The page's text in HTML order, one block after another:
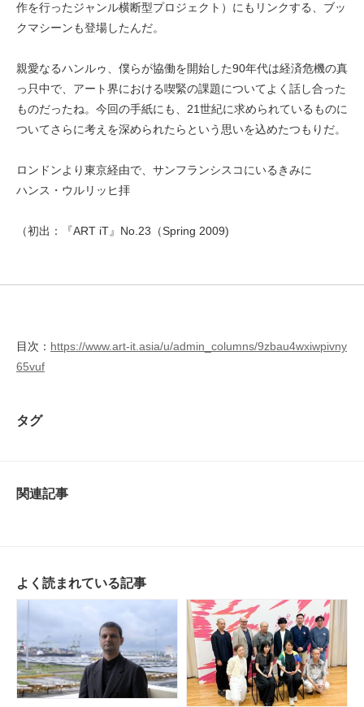
作を行ったジャンル横断型プロジェクト）にもリンクする、ブッ
クマシーンも登場したんだ。
親愛なるハンルゥ、僕らが協働を開始した90年代は経済危機の真
っ只中で、アート界における喫緊の課題についてよく話し合った
ものだったね。今回の手紙にも、21世紀に求められているものに
ついてさらに考えを深められたらという思いを込めたつもりだ。
ロンドンより東京経由で、サンフランシスコにいるきみに
ハンス・ウルリッヒ拝
（初出：『ART iT』No.23（Spring 2009)
目次： https://www.art-it.asia/u/admin_columns/9zbau4wxiwpivny
65vuf
タグ
関連記事
よく読まれている記事